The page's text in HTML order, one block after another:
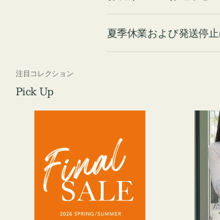
夏季休業および発送停
注目コレクション
Pick Up